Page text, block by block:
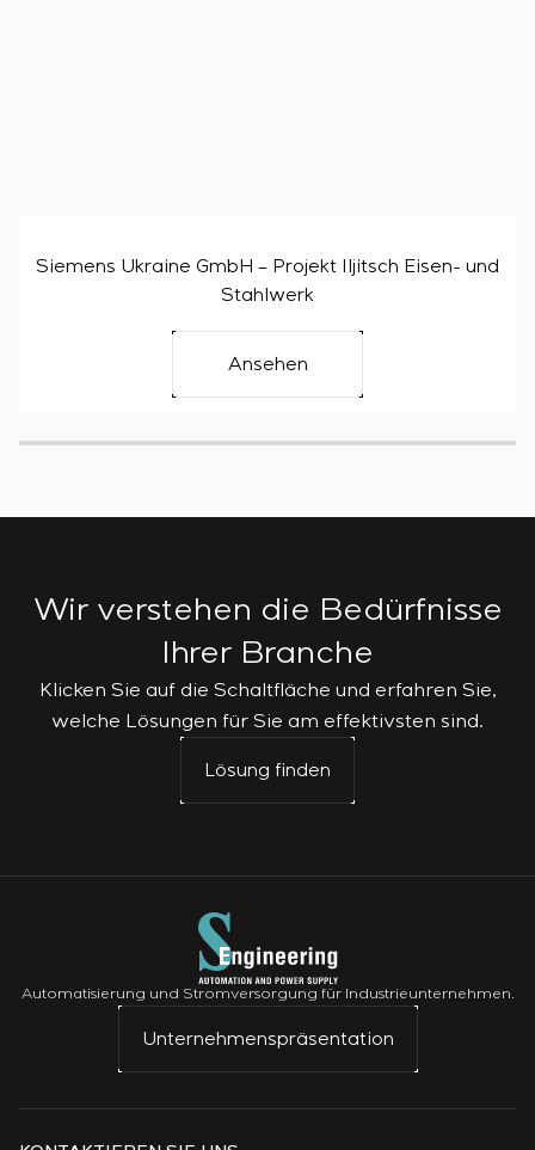
Siemens Ukraine GmbH – Projekt Iljitsch Eisen- und
Stahlwerk
Ansehen
Wir verstehen die Bedürfnisse
Ihrer Branche
Klicken Sie auf die Schaltfläche und erfahren Sie,
welche Lösungen für Sie am effektivsten sind.
Lösung finden
Automatisierung und Stromversorgung für Industrieunternehmen.
Unternehmenspräsentation